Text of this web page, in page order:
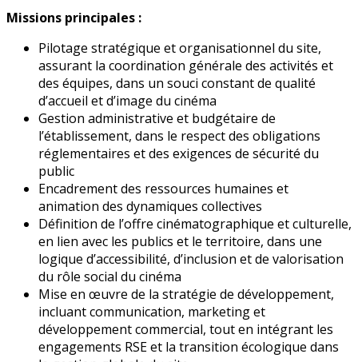
Missions principales :
Pilotage stratégique et organisationnel du site,
assurant la coordination générale des activités et
des équipes, dans un souci constant de qualité
d’accueil et d’image du cinéma
Gestion administrative et budgétaire de
l’établissement, dans le respect des obligations
réglementaires et des exigences de sécurité du
public
Encadrement des ressources humaines et
animation des dynamiques collectives
Définition de l’offre cinématographique et culturelle,
en lien avec les publics et le territoire, dans une
logique d’accessibilité, d’inclusion et de valorisation
du rôle social du cinéma
Mise en œuvre de la stratégie de développement,
incluant communication, marketing et
développement commercial, tout en intégrant les
engagements RSE et la transition écologique dans